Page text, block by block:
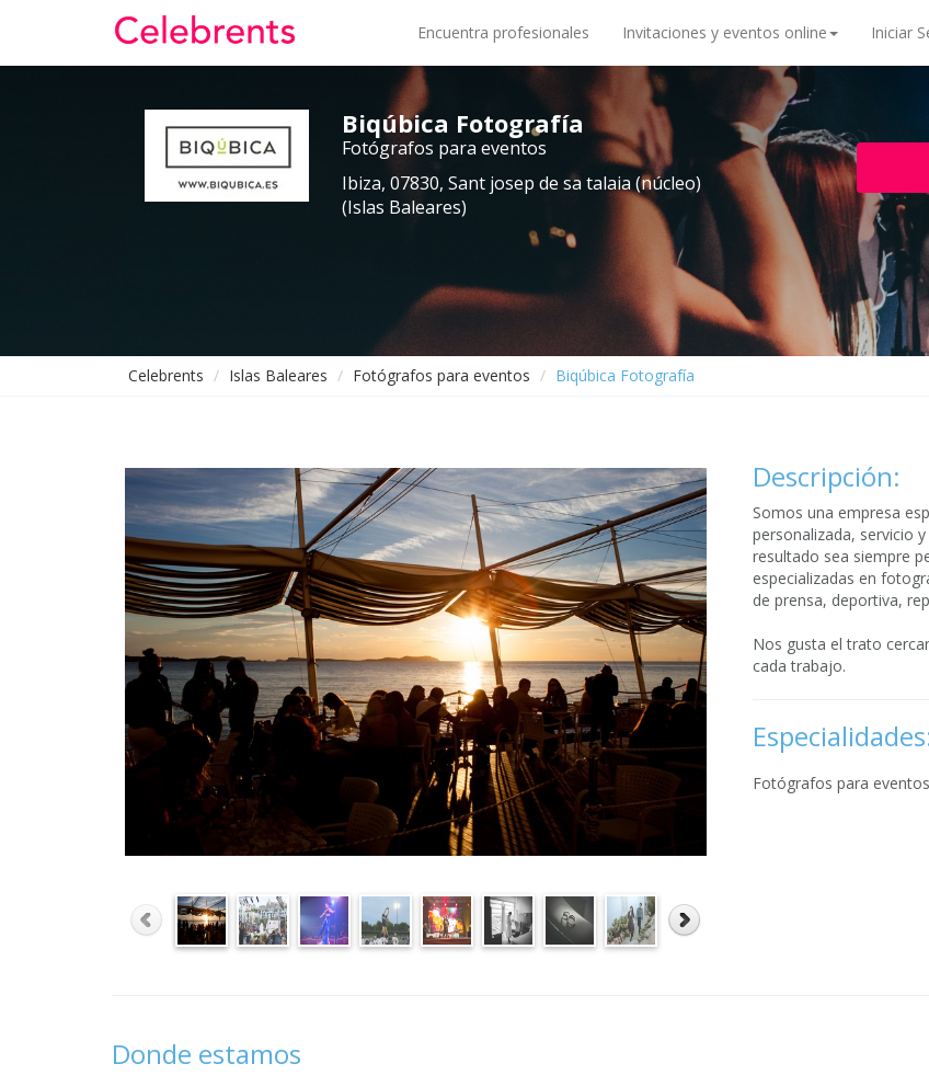
Encuentra profesionales Invitaciones y eventos online Iniciar
Biqúbica Fotografía
Fotógrafos para eventos
Ibiza, 07830, Sant josep de sa talaia (núcleo)
(Islas Baleares)
Celebrents Islas Baleares Fotógrafos para eventos Biqúbica Fotografía
Descripción:
Somos una empresa
personalizada, servicio
resultado sea siempre
especializadas en
de prensa, deportiva,
Nos gusta el trato
cada trabajo.
Fotógrafos para
Donde estamos